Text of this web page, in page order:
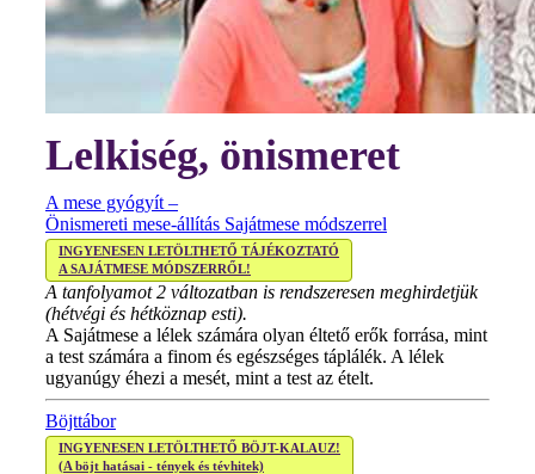
Lelkiség, önismeret
A mese gyógyít –
Önismereti mese-állítás Sajátmese módszerrel
INGYENESEN LETÖLTHETŐ TÁJÉKOZTATÓ
A SAJÁTMESE MÓDSZERRŐL!
A tanfolyamot 2 változatban is rendszeresen meghirdetjük
(hétvégi és hétköznap esti).
A Sajátmese a lélek számára olyan éltető erők forrása, mint
a test számára a finom és egészséges táplálék. A lélek
ugyanúgy éhezi a mesét, mint a test az ételt.
Böjttábor
INGYENESEN LETÖLTHETŐ BÖJT-KALAUZ!
(A böjt hatásai - tények és tévhitek)